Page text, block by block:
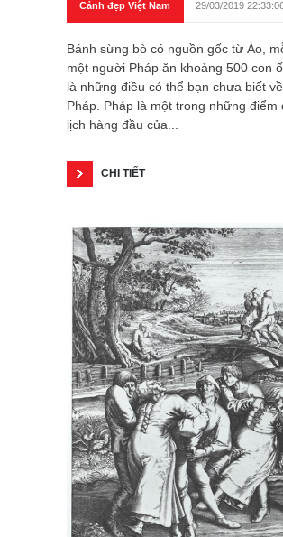
Cảnh đẹp Việt Nam 29/03/2019
Bánh sừng bò có nguồn gốc từ Áo,
một người Pháp ăn khoảng 500 con
là những điều có thể bạn chưa biết
Pháp. Pháp là một trong những điểm
lịch hàng đầu của...
CHI TIẾT